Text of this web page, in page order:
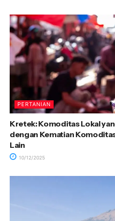
PERTANIAN
Kretek: Komoditas Lokal
dengan Kematian
Lain
10/12/2025